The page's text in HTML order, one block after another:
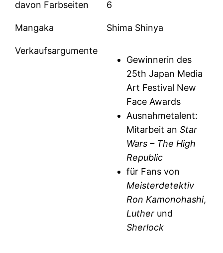
davon Farbseiten 6
Mangaka Shima Shinya
Verkaufsargumente
Gewinnerin des
25th Japan Media
Art Festival New
Face Awards
Ausnahmetalent:
Mitarbeit an Star
Wars – The High
Republic
für Fans von
Meisterdetektiv
Ron Kamonohashi,
Luther und
Sherlock